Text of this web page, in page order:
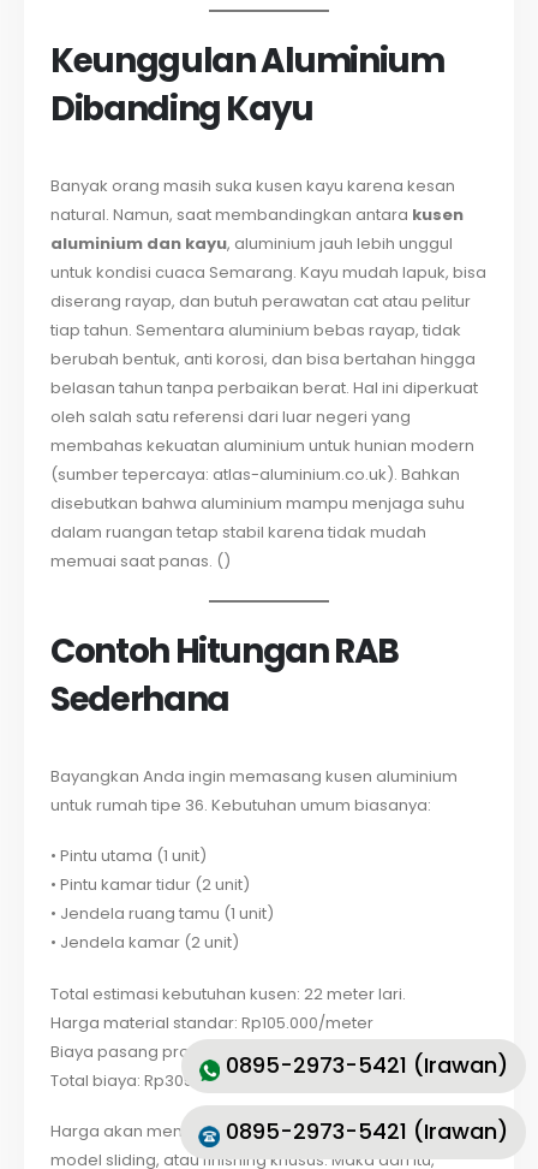
Keunggulan Aluminium
Dibanding Kayu
Banyak orang masih suka kusen kayu karena kesan
natural. Namun, saat membandingkan antara kusen
aluminium dan kayu, aluminium jauh lebih unggul
untuk kondisi cuaca Semarang. Kayu mudah lapuk, bisa
diserang rayap, dan butuh perawatan cat atau pelitur
tiap tahun. Sementara aluminium bebas rayap, tidak
berubah bentuk, anti korosi, dan bisa bertahan hingga
belasan tahun tanpa perbaikan berat. Hal ini diperkuat
oleh salah satu referensi dari luar negeri yang
membahas kekuatan aluminium untuk hunian modern
(sumber tepercaya: atlas-aluminium.co.uk). Bahkan
disebutkan bahwa aluminium mampu menjaga suhu
dalam ruangan tetap stabil karena tidak mudah
memuai saat panas. ()
Contoh Hitungan RAB
Sederhana
Bayangkan Anda ingin memasang kusen aluminium
untuk rumah tipe 36. Kebutuhan umum biasanya:
• Pintu utama (1 unit)
• Pintu kamar tidur (2 unit)
• Jendela ruang tamu (1 unit)
• Jendela kamar (2 unit)
Total estimasi kebutuhan kusen: 22 meter lari.
Harga material standar: Rp105.000/meter
Biaya pasang profesional: Rp200.000/meter
Total biaya: Rp305.000 x 22 = Rp6.710.000
Harga akan meningkat jika ingin memakai kaca tebal,
model sliding, atau finishing khusus. Maka dari itu,
0895-2973-5421 (Irawan)
0895-2973-5421 (Irawan)